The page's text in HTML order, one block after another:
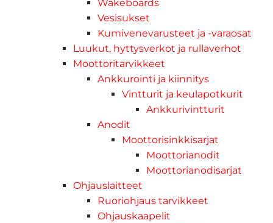
Wakeboards
Vesisukset
Kumivenevarusteet ja -varaosat
Luukut, hyttysverkot ja rullaverhot
Moottoritarvikkeet
Ankkurointi ja kiinnitys
Vintturit ja keulapotkurit
Ankkurivintturit
Anodit
Moottorisinkkisarjat
Moottorianodit
Moottorianodisarjat
Ohjauslaitteet
Ruoriohjaus tarvikkeet
Ohjauskaapelit